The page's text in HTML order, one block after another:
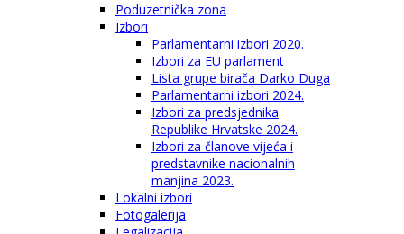
Poduzetnička zona
Izbori
Parlamentarni izbori 2020.
Izbori za EU parlament
Lista grupe birača Darko Duga
Parlamentarni izbori 2024.
Izbori za predsjednika
Republike Hrvatske 2024.
Izbori za članove vijeća i
predstavnike nacionalnih
manjina 2023.
Lokalni izbori
Fotogalerija